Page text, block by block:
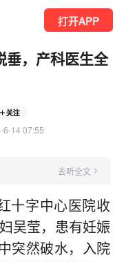
打开APP
垂，产科医生全
关注
6-14 07:55
去听全文
十字中心医院收
吴莹，患有妊娠
突然破水，入院